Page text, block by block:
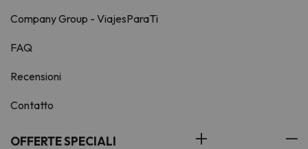
Company Group - ViajesParaTi
FAQ
Recensioni
Contatto
OFFERTE SPECIALI